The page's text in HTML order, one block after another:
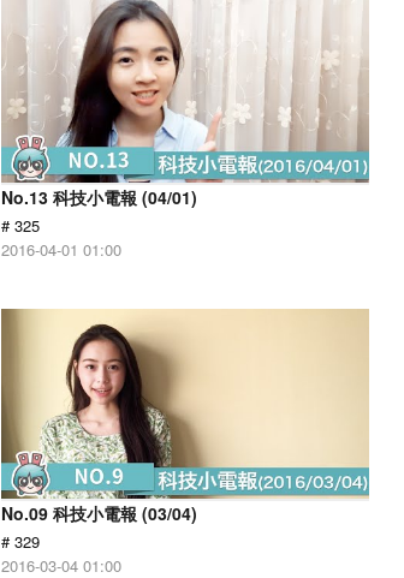
No.13 科技小電報 (04/01)
# 325
2016-04-01 01:00
No.09 科技小電報 (03/04)
# 329
2016-03-04 01:00